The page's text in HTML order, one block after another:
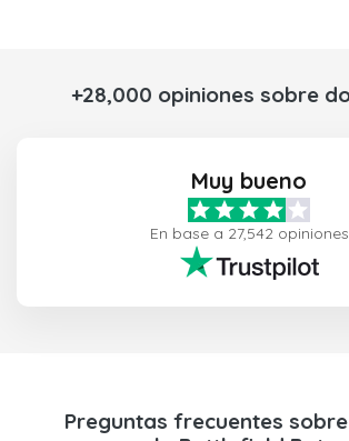
+28,000 opiniones sobre
Muy bueno
En base a 27,542 opiniones
Preguntas frecuentes